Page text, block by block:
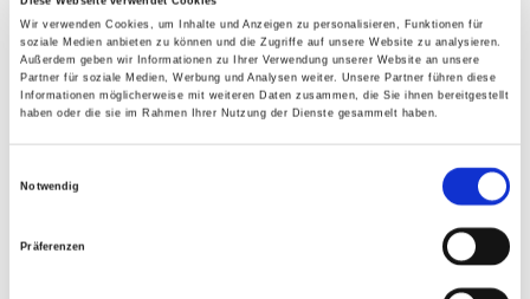
Wir verwenden Cookies, um Inhalte und Anzeigen zu personalisieren, Funktionen für
soziale Medien anbieten zu können und die Zugriffe auf unsere Website zu analysieren.
Außerdem geben wir Informationen zu Ihrer Verwendung unserer Website an unsere
Partner für soziale Medien, Werbung und Analysen weiter. Unsere Partner führen diese
Informationen möglicherweise mit weiteren Daten zusammen, die Sie ihnen bereitgestellt
haben oder die sie im Rahmen Ihrer Nutzung der Dienste gesammelt haben.
Notwendig
Präferenzen
GALERIE